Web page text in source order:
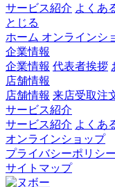
サービス紹介 よくあ
とじる
ホーム オンラインシ
企業情報
企業情報 代表者挨拶
店舗情報
店舗情報 来店受取注
サービス紹介
サービス紹介 よくあ
オンラインショップ
プライバシーポリシー
サイトマップ